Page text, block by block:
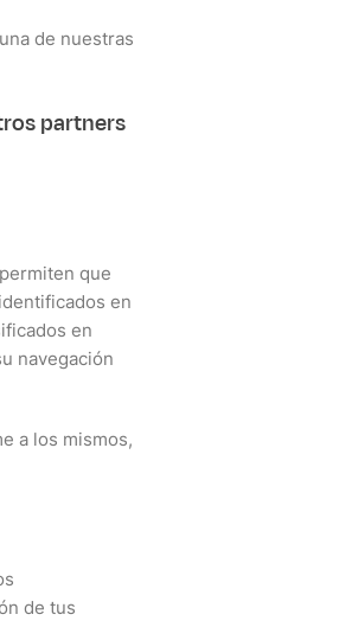
de nuestras
partners
que
en
en
navegación
a los mismos,
de tus